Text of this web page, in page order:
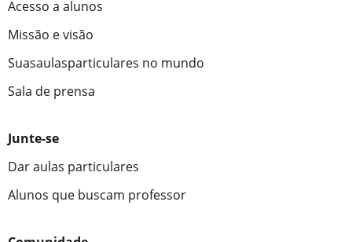
Acesso a alunos
Missão e visão
Suasaulasparticulares no mundo
Sala de prensa
Junte-se
Dar aulas particulares
Alunos que buscam professor